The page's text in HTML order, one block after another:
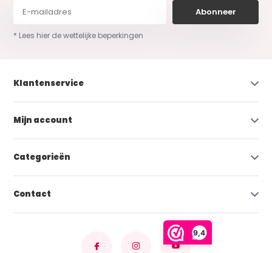
9,4
Abonneer
* Lees hier de wettelijke beperkingen
Klantenservice
Mijn account
Categorieën
Contact